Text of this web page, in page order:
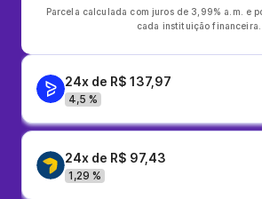
Parcela calculada com juros de 3,99% a.m. e
cada instituição financeira.
24x de R$ 137,97
4,5 %
24x de R$ 97,43
1,29 %